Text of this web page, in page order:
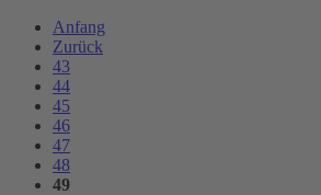
Anfang
Zurück
43
44
45
46
47
48
49